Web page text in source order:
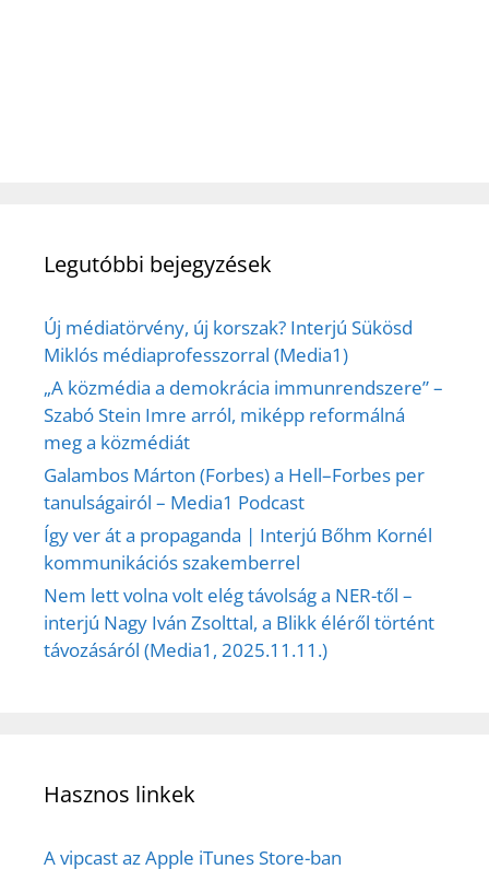
Legutóbbi bejegyzések
Új médiatörvény, új korszak? Interjú Sükösd
Miklós médiaprofesszorral (Media1)
„A közmédia a demokrácia immunrendszere” –
Szabó Stein Imre arról, miképp reformálná
meg a közmédiát
Galambos Márton (Forbes) a Hell–Forbes per
tanulságairól – Media1 Podcast
Így ver át a propaganda | Interjú Bőhm Kornél
kommunikációs szakemberrel
Nem lett volna volt elég távolság a NER-től –
interjú Nagy Iván Zsolttal, a Blikk éléről történt
távozásáról (Media1, 2025.11.11.)
Hasznos linkek
A vipcast az Apple iTunes Store-ban